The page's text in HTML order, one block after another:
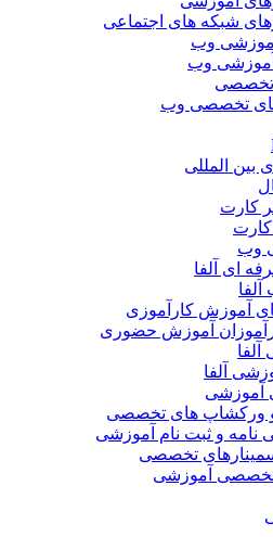
شبکه های اجتماعی
وب
وب
تخصصی
تخصصی وب
بین المللی
کارت
کارت
وب
ای آلفا
آموزش کارآموزی
آموزش حضوری
آلفا
آلفا
آموزشی
و ورکشاپ های تخصصی
نامه و ثبت نام آموزشی
تخصصی
تخصصی آموزشی